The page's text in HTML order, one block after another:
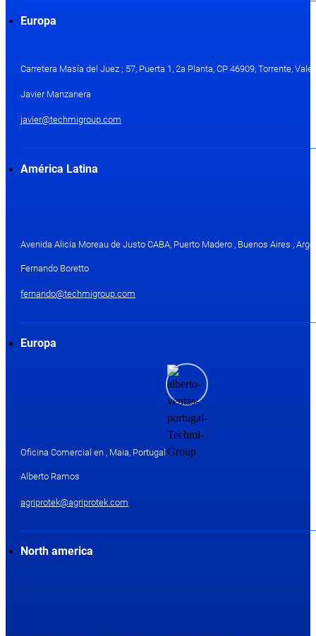
Europa
Carretera Masía del Juez ; 57, Puerta 1, 2a Planta, CP 46909, Torrente,
Javier Manzanera
javier@techmigroup.com
América Latina
Avenida Alicia Moreau de Justo CABA, Puerto Madero , Buenos Aires ,
Fernando Boretto
fernando@techmigroup.com
Europa
Oficina Comercial en , Maia, Portugal
Alberto Ramos
agriprotek@agriprotek.com
North america